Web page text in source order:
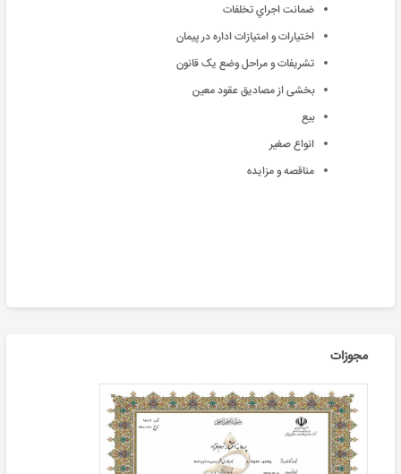
ضمانت اجراي تخلفات
اختيارات و امتيازات اداره در پيمان
تشریفات و مراحل وضع یک قانون
بخشی از مصادیق عقود معین
بیع
انواع صغیر
مناقصه و مزایده
مجوزات